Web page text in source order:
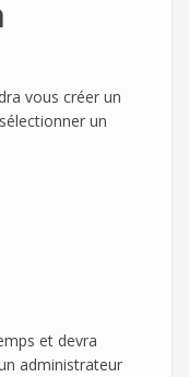
vous créer un
un
et devra
administrateur